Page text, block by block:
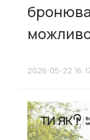
2026-05-22